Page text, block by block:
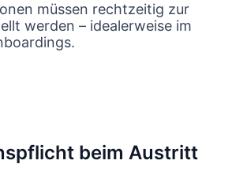
müssen rechtzeitig zur
werden – idealerweise im
beim Austritt